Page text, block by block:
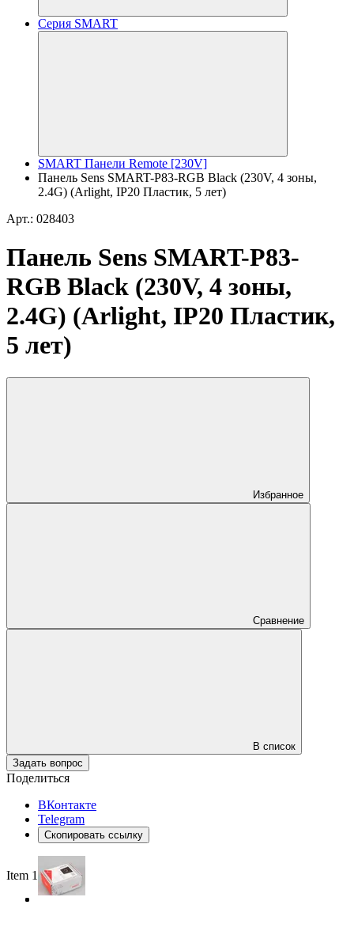
Серия SMART
SMART Панели Remote [230V]
Панель Sens SMART-P83-RGB Black (230V, 4 зоны,
2.4G) (Arlight, IP20 Пластик, 5 лет)
Арт.: 028403
Панель Sens SMART-P83-
RGB Black (230V, 4 зоны,
2.4G) (Arlight, IP20 Пластик,
5 лет)
Избранное
Сравнение
В список
Задать вопрос
Поделиться
ВКонтакте
Telegram
Скопировать ссылку
Item 1 of 3